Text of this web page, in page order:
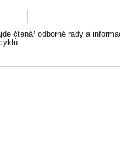
čtenář odborné rady a